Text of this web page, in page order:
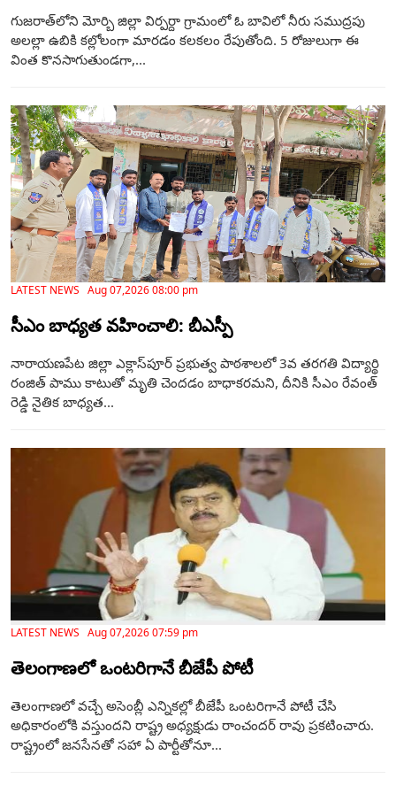
గుజరాత్‌లోని మోర్బి జిల్లా విర్పర్దా గ్రామంలో ఓ బావిలో నీరు సముద్రపు
అలల్లా ఉబికి కల్లోలంగా మారడం కలకలం రేపుతోంది. 5 రోజులుగా ఈ
వింత కొనసాగుతుండగా,...
LATEST NEWS Aug 07,2026 08:00 pm
సీఎం బాధ్యత వహించాలి: బీఎస్పీ
నారాయణపేట జిల్లా ఎక్లాస్‌పూర్ ప్రభుత్వ పాఠశాలలో 3వ తరగతి విద్యార్థి
రంజిత్ పాము కాటుతో మృతి చెందడం బాధాకరమని, దీనికి సీఎం రేవంత్
రెడ్డి నైతిక బాధ్యత...
LATEST NEWS Aug 07,2026 07:59 pm
తెలంగాణ‌లో ఒంటరిగానే బీజేపీ పోటీ
తెలంగాణలో వచ్చే అసెంబ్లీ ఎన్నికల్లో బీజేపీ ఒంటరిగానే పోటీ చేసి
అధికారంలోకి వస్తుందని రాష్ట్ర అధ్యక్షుడు రాంచందర్ రావు ప్రకటించారు.
రాష్ట్రంలో జనసేనతో సహా ఏ పార్టీతోనూ...